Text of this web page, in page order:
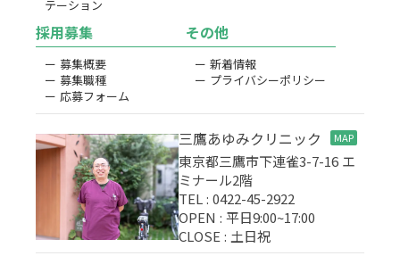
テーション
採用募集
ー 募集概要
ー 募集職種
ー 応募フォーム
その他
ー 新着情報
ー プライバシーポリシー
三鷹あゆみクリニック MAP
東京都三鷹市下連雀3-7-16 エ
ミナール2階
TEL : 0422-45-2922
OPEN : 平日9:00~17:00
CLOSE : 土日祝